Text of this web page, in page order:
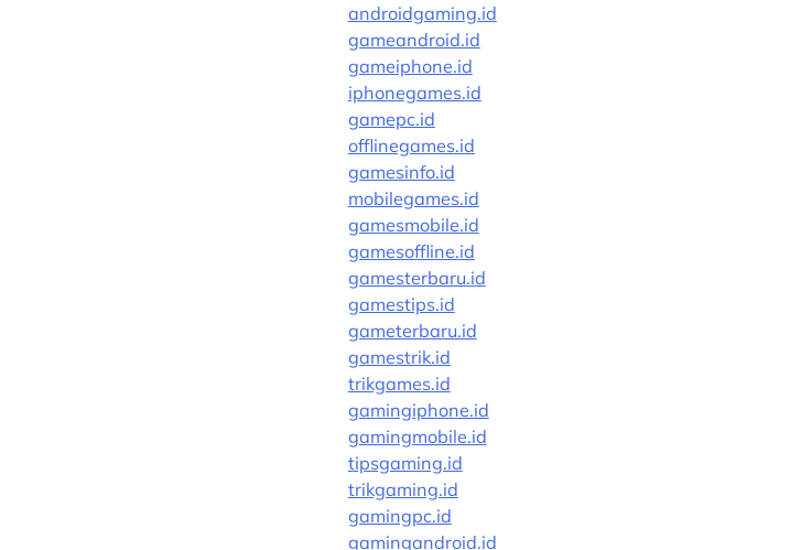
androidgaming.id
gameandroid.id
gameiphone.id
iphonegames.id
gamepc.id
offlinegames.id
gamesinfo.id
mobilegames.id
gamesmobile.id
gamesoffline.id
gamesterbaru.id
gamestips.id
gameterbaru.id
gamestrik.id
trikgames.id
gamingiphone.id
gamingmobile.id
tipsgaming.id
trikgaming.id
gamingpc.id
gamingandroid.id